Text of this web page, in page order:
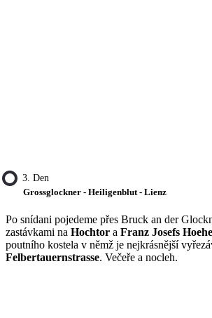
3. Den
Grossglockner - Heiligenblut - Lienz
Po snídani pojedeme přes Bruck an der
zastávkami na Hochtor a Franz Josefs Hoehe
poutního kostela v němž je nejkrásnější
Felbertauernstrasse. Večeře a nocleh.